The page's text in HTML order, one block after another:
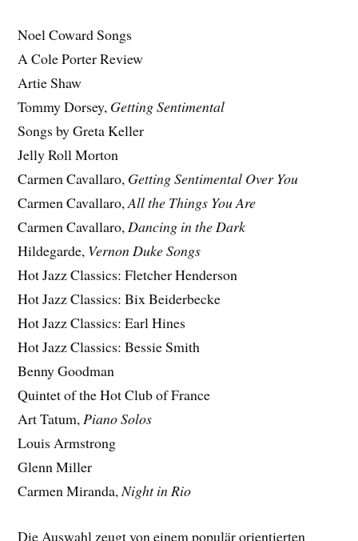
Noel Coward Songs
A Cole Porter Review
Artie Shaw
Tommy Dorsey, Getting Sentimental
Songs by Greta Keller
Jelly Roll Morton
Carmen Cavallaro, Getting Sentimental Over You
Carmen Cavallaro,All the Things You Are
Carmen Cavallaro,Dancing in the Dark
Hildegarde, Vernon Duke Songs
Hot Jazz Classics: Fletcher Henderson
Hot Jazz Classics: Bix Beiderbecke
Hot Jazz Classics: Earl Hines
Hot Jazz Classics: Bessie Smith
Benny Goodman
Quintet of the Hot Club of France
Art Tatum,Piano Solos
Louis Armstrong
Glenn Miller
Carmen Miranda,Night in Rio
Die Auswahl zeugt von einem populär orientierten